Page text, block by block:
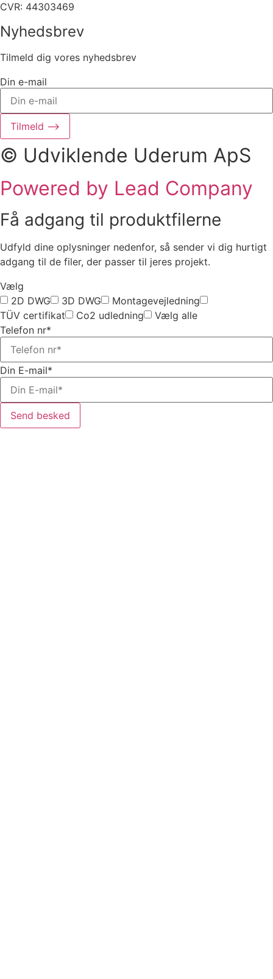
CVR: 44303469
Nyhedsbrev
Tilmeld dig vores nyhedsbrev
Din e-mail
Tilmeld ⟶
© Udviklende Uderum ApS
Powered by Lead Company
Få adgang til produktfilerne
Udfyld dine oplysninger nedenfor, så sender vi dig hurtigt
adgang til de filer, der passer til jeres projekt.
Vælg
2D DWG
3D DWG
Montagevejledning
TÜV certifikat
Co2 udledning
Vælg alle
Telefon nr*
Din E-mail*
Send besked